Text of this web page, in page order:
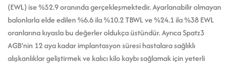
(EWL) ise %52.9 oranında gerçekleşmektedir. Ayarlanabilir olmayan
balonlarla elde edilen %6.6 ila %10.2 TBWL ve %24.1 ila %38 EWL
oranlarına kıyasla bu değerler oldukça üstündür. Ayrıca Spatz3
AGB’nin 12 aya kadar implantasyon süresi hastalara sağlıklı
alışkanlıklar geliştirmek ve kalıcı kilo kaybı sağlamak için yeterli